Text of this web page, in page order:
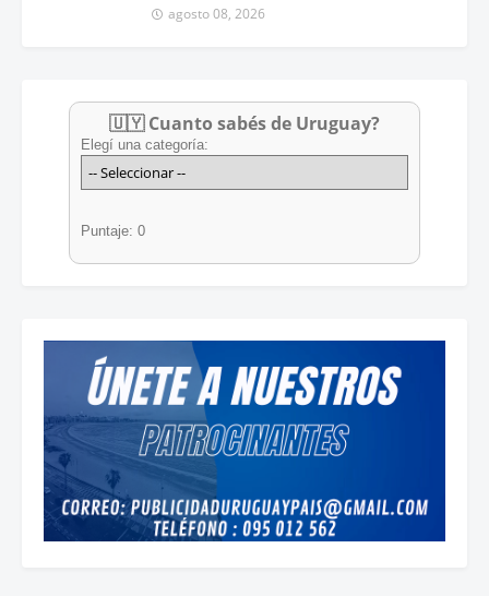
agosto 08, 2026
🇺🇾 Cuanto sabés de Uruguay?
Elegí una categoría:
Puntaje: 0